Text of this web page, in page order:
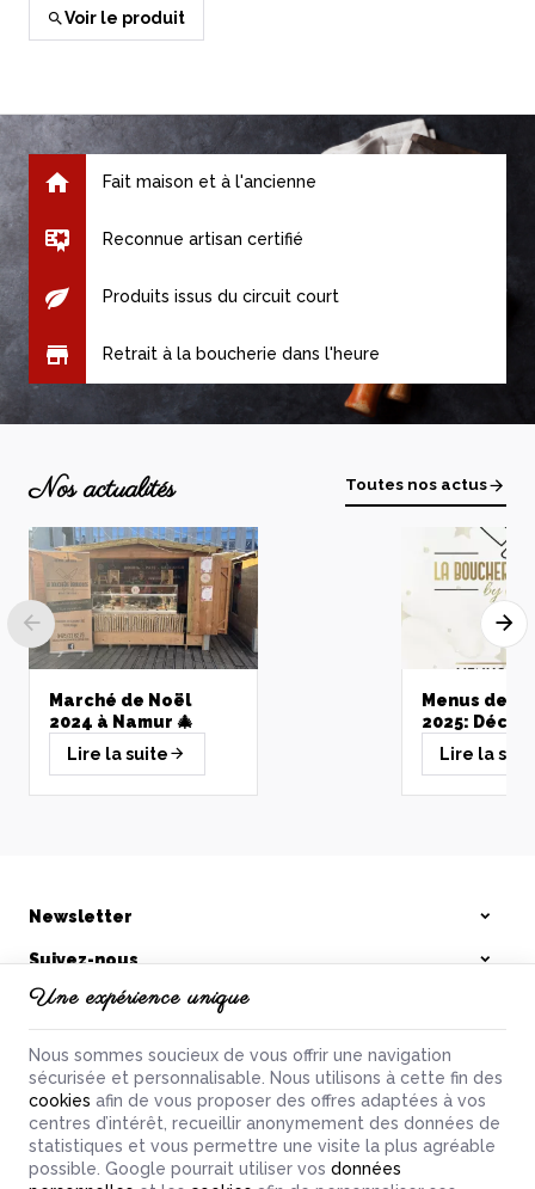
Chorizo
4,58 €
Voir le produit
Salami à l'ail
3,78 €
Voir le produit
Voir le produit
Salami à l'ail
3,78 €
Voir le produit
Serrano
5,98 €
Cobourg fumé
Voir le produit
Fait maison et à l'ancienne
Reconnue artisan certifié
Produits issus du circuit court
Retrait à la boucherie dans l'heure
Nos actualités Toutes nos actus
Marché de Noël
2024 à Namur 🎄
Lire la suite
Menus de
2025:
Sélections
Viandes
Lire la
Comment cuire une
roulade de viande à
Namur?
Des petits trucs et
astuces pour faciliter
votre quotidien
concernant les modes
de préparations et de
cuissons. Nous vous
souhaitons de délicieux
instants gourmands.
Lire la suite
Newsletter
Suivez-nous
La Boucherie Namuroise
Nos produits
Informations
La boucherie namuroise | N° d'entreprise : 0765.945.454 |
Une expérience unique
Nous sommes soucieux de vous offrir une navigation
sécurisée et personnalisable. Nous utilisons à cette fin des
cookies afin de vous proposer des offres adaptées à vos
centres d’intérêt, recueillir anonymement des données de
statistiques et vous permettre une visite la plus agréable
possible. Google pourrait utiliser vos données